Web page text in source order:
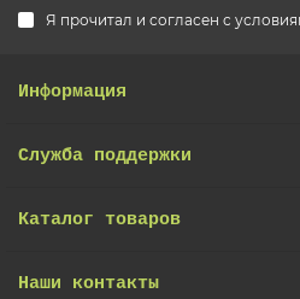
Я прочитал и согласен с
Информация
Служба поддержки
Каталог товаров
Наши контакты